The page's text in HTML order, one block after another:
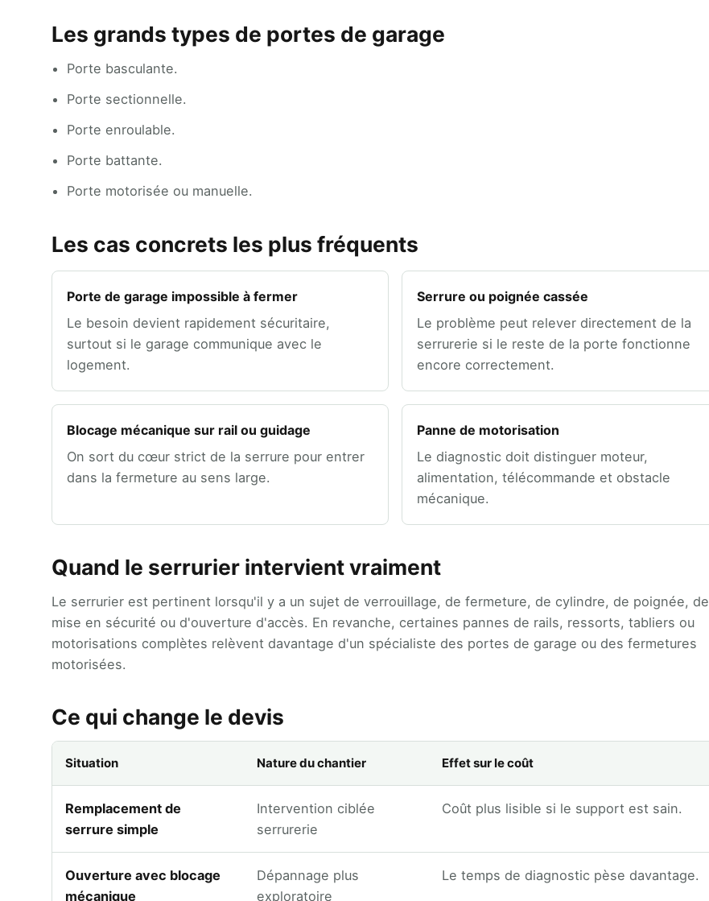
Les grands types de portes de garage
Porte basculante.
Porte sectionnelle.
Porte enroulable.
Porte battante.
Porte motorisée ou manuelle.
Les cas concrets les plus fréquents
Porte de garage impossible à fermer
Le besoin devient rapidement sécuritaire,
surtout si le garage communique avec le
logement.
Serrure ou poignée cassée
Le problème peut relever directement de la
serrurerie si le reste de la porte fonctionne
encore correctement.
Blocage mécanique sur rail ou guidage
On sort du cœur strict de la serrure pour entrer
dans la fermeture au sens large.
Panne de motorisation
Le diagnostic doit distinguer moteur,
alimentation, télécommande et obstacle
mécanique.
Quand le serrurier intervient vraiment
Le serrurier est pertinent lorsqu'il y a un sujet de verrouillage, de fermeture, de cylindre, de poignée, de
mise en sécurité ou d'ouverture d'accès. En revanche, certaines pannes de rails, ressorts, tabliers ou
motorisations complètes relèvent davantage d'un spécialiste des portes de garage ou des fermetures
motorisées.
Ce qui change le devis
Situation Nature du chantier Effet sur le coût
Remplacement de
serrure simple
Intervention ciblée
serrurerie
Coût plus lisible si le support est sain.
Ouverture avec blocage
mécanique
Dépannage plus
exploratoire
Le temps de diagnostic pèse davantage.